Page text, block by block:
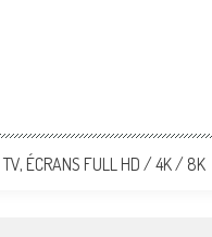
TV, ÉCRANS FULL HD / 4K / 8K